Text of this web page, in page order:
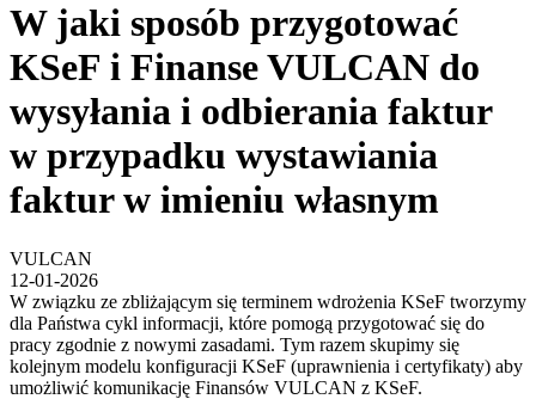
W jaki sposób przygotować
KSeF i Finanse VULCAN do
wysyłania i odbierania faktur
w przypadku wystawiania
faktur w imieniu własnym
VULCAN
12-01-2026
W związku ze zbliżającym się terminem wdrożenia KSeF tworzymy
dla Państwa cykl informacji, które pomogą przygotować się do
pracy zgodnie z nowymi zasadami. Tym razem skupimy się
kolejnym modelu konfiguracji KSeF (uprawnienia i certyfikaty) aby
umożliwić komunikację Finansów VULCAN z KSeF.